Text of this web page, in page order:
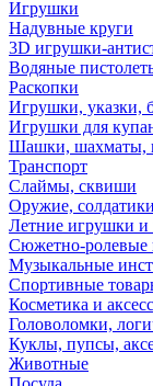
Игрушки
Надувные круги
3D игрушки-
Водяные
Раскопки
Игрушки, указки,
Игрушки для
Шашки, шахматы,
Транспорт
Слаймы, сквиши
Оружие,
Летние игрушки
Сюжетно-ролевые
Музыкальные
Спортивные
Косметика и
Головоломки,
Куклы, пупсы,
Животные